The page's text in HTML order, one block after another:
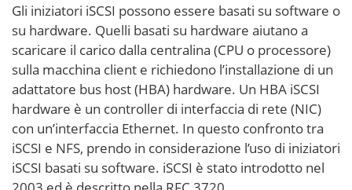
Gli iniziatori iSCSI possono essere basati su software o
su hardware. Quelli basati su hardware aiutano a
scaricare il carico dalla centralina (CPU o processore)
sulla macchina client e richiedono l’installazione di un
adattatore bus host (HBA) hardware. Un HBA iSCSI
hardware è un controller di interfaccia di rete (NIC)
con un’interfaccia Ethernet. In questo confronto tra
iSCSI e NFS, prendo in considerazione l’uso di iniziatori
iSCSI basati su software. iSCSI è stato introdotto nel